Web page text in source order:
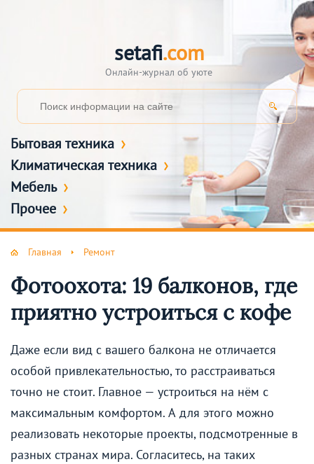
setafi.com
Онлайн-журнал об уюте
Бытовая техника
Климатическая техника
Мебель
Прочее
Главная Ремонт
Фотоохота: 19 балконов, где
приятно устроиться с кофе
Даже если вид с вашего балкона не отличается
особой привлекательностью, то расстраиваться
точно не стоит. Главное — устроиться на нём с
максимальным комфортом. А для этого можно
реализовать некоторые проекты, подсмотренные в
разных странах мира. Согласитесь, на таких